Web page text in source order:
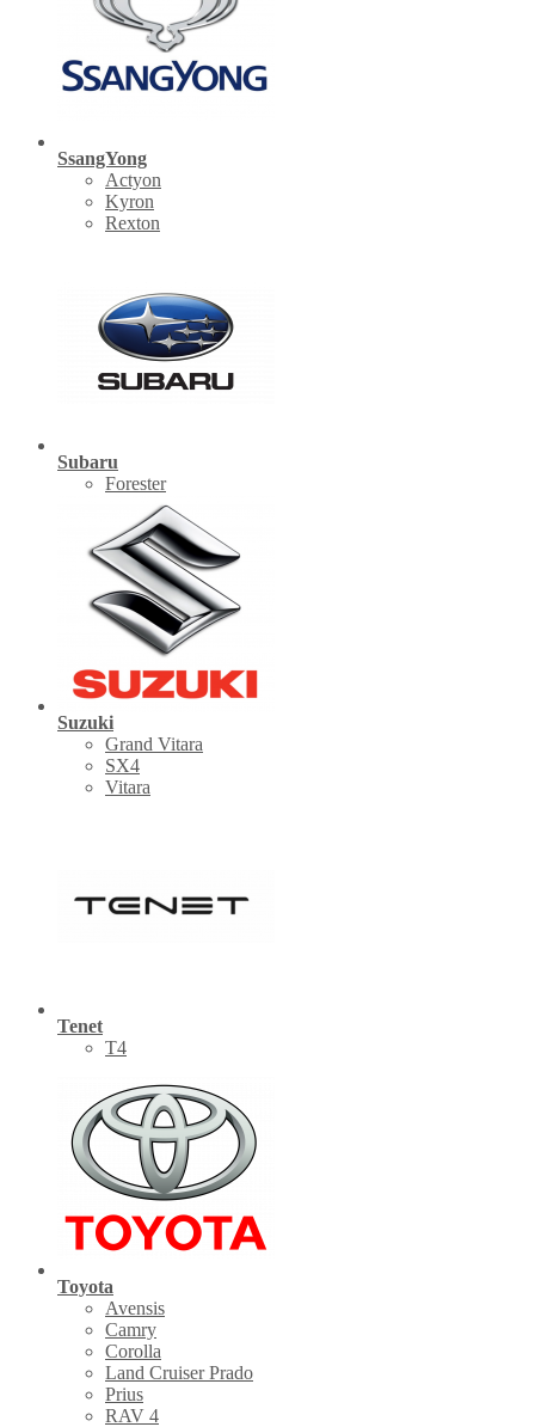
SsangYong
Actyon
Kyron
Rexton
Subaru
Forester
Suzuki
Grand Vitara
SX4
Vitara
Tenet
Т4
Toyota
Avensis
Camry
Corolla
Land Cruiser Prado
Prius
RAV 4